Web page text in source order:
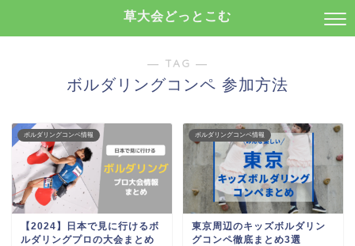
草大会どっとこむ
― TAG ―
ボルダリングコンペ 参加方法
ボルダリングコンペ情報
【2024】日本で見に行けるボ
ルダリングプロの大会まとめ
ボルダリングコンペ情報
東京周辺のキッズボルダリン
グコンペ徹底まとめ3選